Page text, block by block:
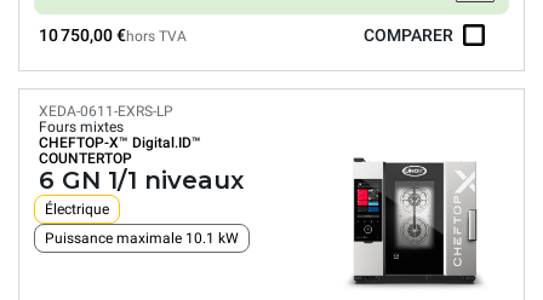
10 750,00 €hors TVA COMPARER
XEDA-0611-EXRS-LP
Fours mixtes
CHEFTOP-X™ Digital.ID™
COUNTERTOP
6 GN 1/1 niveaux
Électrique
Puissance maximale 10.1 kW